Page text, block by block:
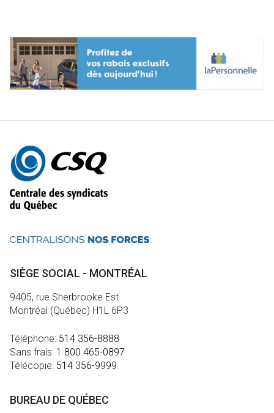
Autres
informations
SIÈGE SOCIAL - MONTRÉAL
9405, rue Sherbrooke Est
Montréal (Québec) H1L 6P3
Téléphone: 514 356-8888
Sans frais: 1 800 465-0897
Télécopie: 514 356-9999
BUREAU DE QUÉBEC